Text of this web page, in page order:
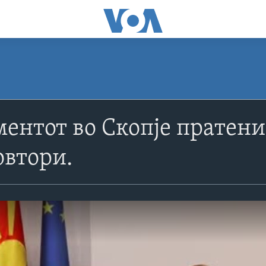
во Скопје